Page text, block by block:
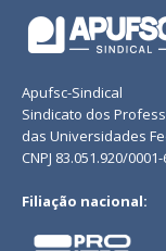
Apufsc-Sindical
Sindicato dos
das Universidades
CNPJ 83.051.920/
Filiação nacional: